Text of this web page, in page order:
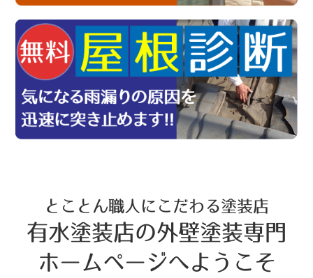
とことん職人にこだわる塗装店
有水塗装店の外壁塗装専門
ホームページへようこそ